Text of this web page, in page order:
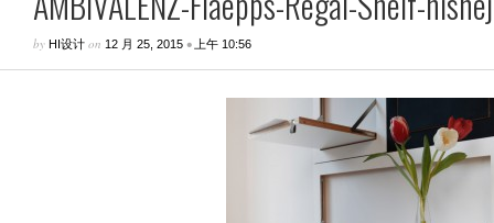
by HI设计 on 12 月 25, 2015 • 上午 10:56